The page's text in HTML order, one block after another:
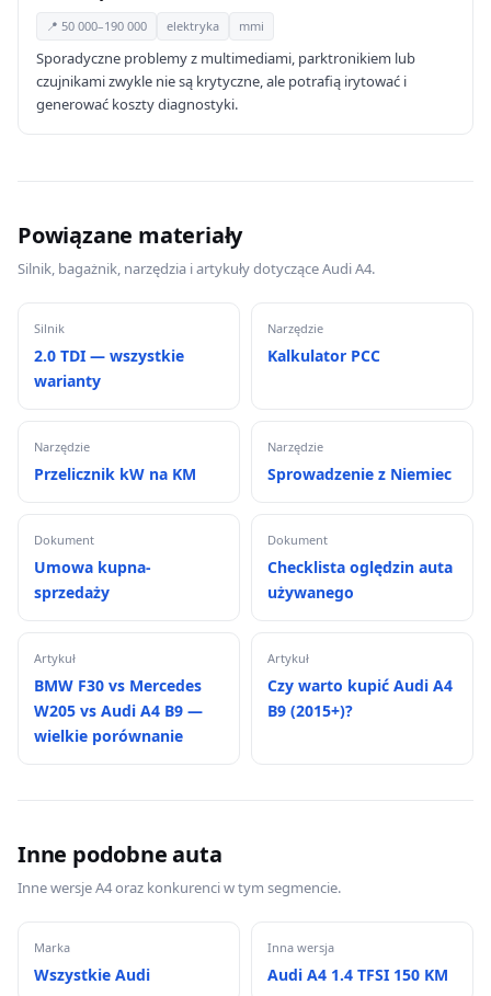
📍 50 000–190 000
elektryka mmi
Sporadyczne problemy z multimediami, parktronikiem lub
czujnikami zwykle nie są krytyczne, ale potrafią irytować i
generować koszty diagnostyki.
Powiązane materiały
Silnik, bagażnik, narzędzia i artykuły dotyczące Audi A4.
Silnik
2.0 TDI — wszystkie
warianty
Narzędzie
Kalkulator PCC
Narzędzie
Przelicznik kW na KM
Narzędzie
Sprowadzenie z Niemiec
Dokument
Umowa kupna-
sprzedaży
Dokument
Checklista oględzin auta
używanego
Artykuł
BMW F30 vs Mercedes
W205 vs Audi A4 B9 —
wielkie porównanie
Artykuł
Czy warto kupić Audi A4
B9 (2015+)?
Inne podobne auta
Inne wersje A4 oraz konkurenci w tym segmencie.
Marka
Wszystkie Audi
Inna wersja
Audi A4 1.4 TFSI 150 KM